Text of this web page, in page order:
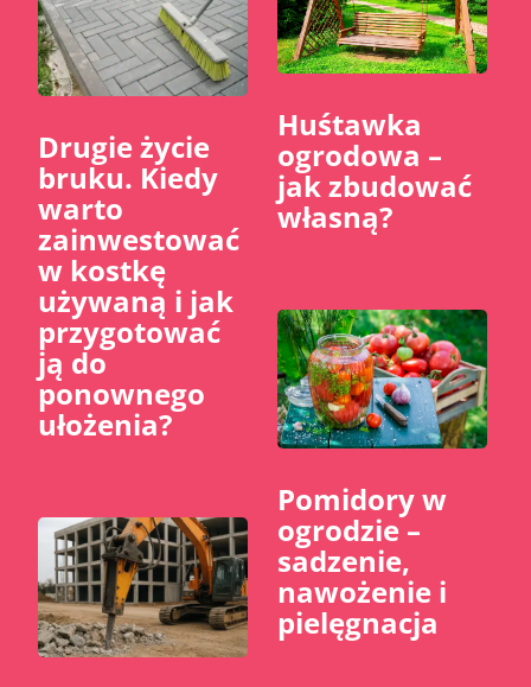
​Drugie życie
bruku. Kiedy
warto
zainwestować
w kostkę
używaną i jak
przygotować
ją do
ponownego
ułożenia?
Huśtawka
ogrodowa –
jak zbudować
własną?
Pomidory w
ogrodzie –
sadzenie,
nawożenie i
pielęgnacja